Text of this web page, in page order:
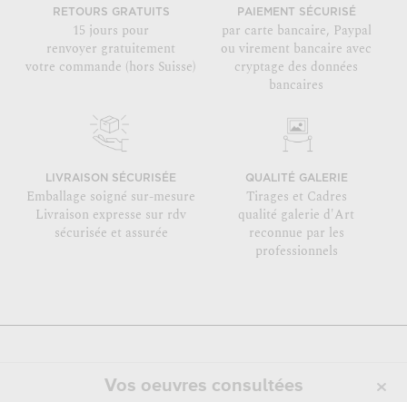
RETOURS GRATUITS
15 jours pour
renvoyer gratuitement
votre commande (hors Suisse)
PAIEMENT SÉCURISÉ
par carte bancaire, Paypal
ou virement bancaire avec
cryptage des données
bancaires
LIVRAISON SÉCURISÉE
Emballage soigné sur-mesure
Livraison expresse sur rdv
sécurisée et assurée
QUALITÉ GALERIE
Tirages et Cadres
qualité galerie d'Art
reconnue par les
professionnels
Vos oeuvres consultées